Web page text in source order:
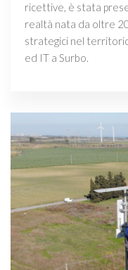
ricettive, è stata
realtà nata da oltre
strategici nel
ed IT a Surbo.